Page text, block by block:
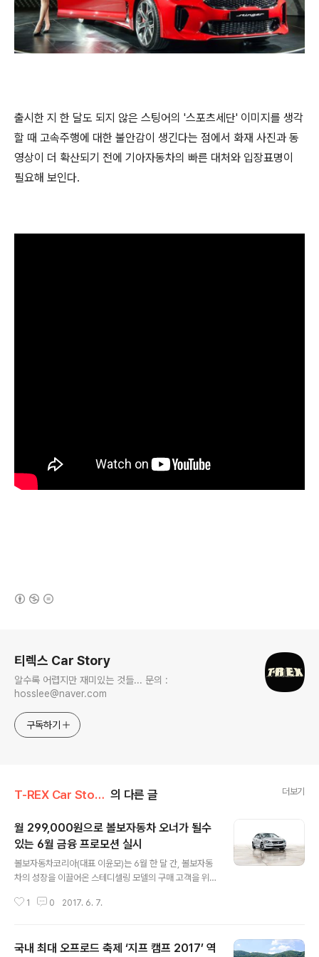
출시한 지 한 달도 되지 않은 스팅어의 '스포츠세단' 이미지를 생각
할 때 고속주행에 대한 불안감이 생긴다는 점에서 화재 사진과 동
영상이 더 확산되기 전에 기아자동차의 빠른 대처와 입장표명이
필요해 보인다.
티렉스 Car Story
알수록 어렵지만 재미있는 것들... 문의 :
hosslee@naver.com
구독하기
T-REX Car Story/Car 시장&업계이야기 의 다른 글 더보기
월 299,000원으로 볼보자동차 오너가 될수
있는 6월 금융 프로모션 실시
볼보자동차코리아(대표 이윤모)는 6월 한 달 간, 볼보자동
차의 성장을 이끌어온 스테디셀링 모델의 구매 고객을 위
프로모션을 실시한다고 밝혔다. 프로모션 대상 차종은 볼
이자 할부금융 두 가지 중 원하는 프로그램을 선택할 수 있
1 0 2017. 6. 7.
국내 최대 오프로드 축제 ‘지프 캠프 2017’ 역